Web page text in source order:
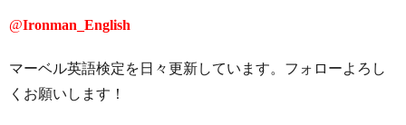
@Ironman_English
マーベル英語検定を日々更新しています。フォローよろし
くお願いします！